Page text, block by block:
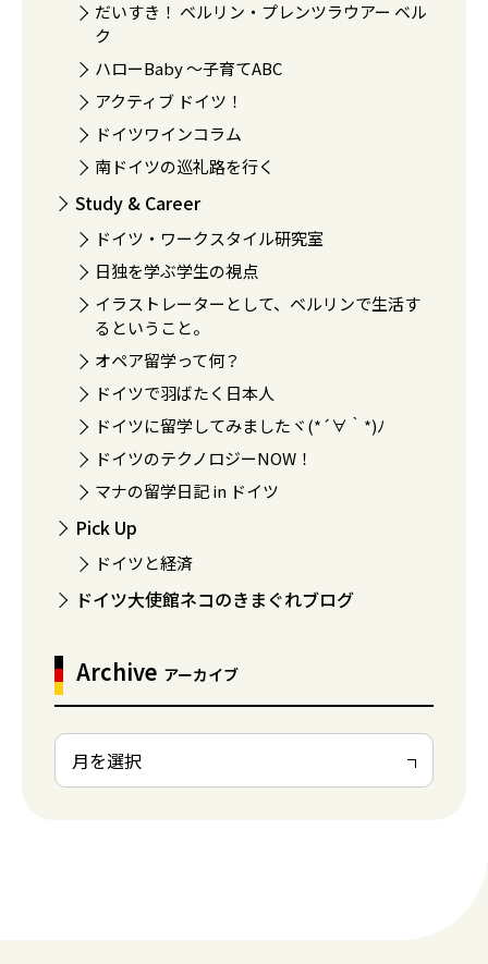
だいすき！ ベルリン・プレンツラウアー ベル
ク
ハローBaby 〜子育てABC
アクティブ ドイツ！
ドイツワインコラム
南ドイツの巡礼路を行く
Study & Career
ドイツ・ワークスタイル研究室
日独を学ぶ学生の視点
イラストレーターとして、ベルリンで生活す
るということ。
オペア留学って何？
ドイツで羽ばたく日本人
ドイツに留学してみましたヾ(*´∀｀*)ﾉ
ドイツのテクノロジーNOW！
マナの留学日記 in ドイツ
Pick Up
ドイツと経済
ドイツ大使館ネコのきまぐれブログ
Archive アーカイブ